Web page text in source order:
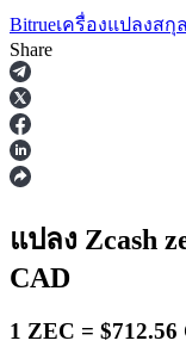
ฟิวเจอร์ส
Bitrueเครื่องแปลงสกุ
Share
แปลง Zcash
CAD
1 ZEC = $712.56